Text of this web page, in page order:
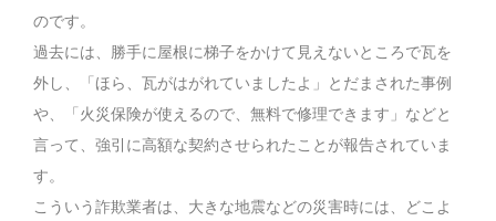
のです。
過去には、勝手に屋根に梯子をかけて見えないところで瓦を
外し、「ほら、瓦がはがれていましたよ」とだまされた事例
や、「火災保険が使えるので、無料で修理できます」などと
言って、強引に高額な契約させられたことが報告されていま
す。
こういう詐欺業者は、大きな地震などの災害時には、どこよ